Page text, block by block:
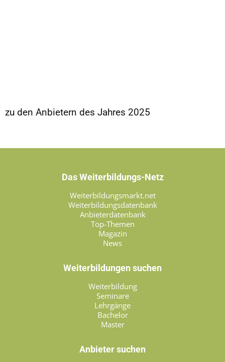
zu den Anbietern des Jahres 2025
Das Weiterbildungs-Netz
Weiterbildungsmarkt.net
Weiterbildungsdatenbank
Anbieterdatenbank
Top-Themen
Magazin
News
Weiterbildungen suchen
Weiterbildung
Seminare
Lehrgänge
Bachelor
Master
Anbieter suchen